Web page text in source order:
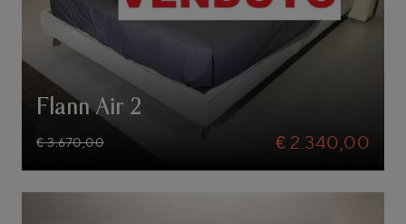
Flann Air 2
€ 3.670,00 € 2.340,00